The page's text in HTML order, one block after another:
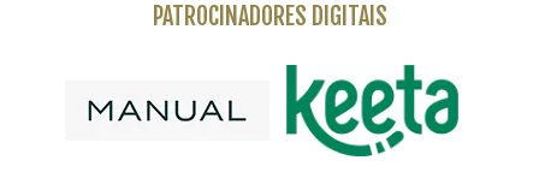
PATROCINADORES DIGITAIS